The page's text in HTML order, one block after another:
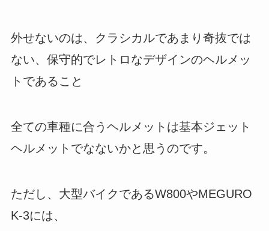
外せないのは、クラシカルであまり奇抜では
ない、保守的でレトロなデザインのヘルメッ
トであること
全ての車種に合うヘルメットは基本ジェット
ヘルメットでなないかと思うのです。
ただし、大型バイクであるW800やMEGURO
K-3には、